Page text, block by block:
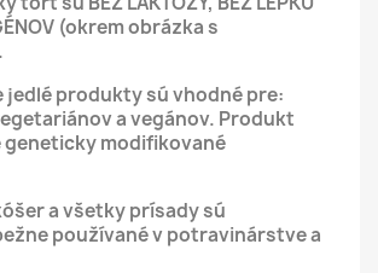
(okrem obrázka s
jedlé produkty sú vhodné pre:
a vegánov. Produkt
geneticky modifikované
a všetky prísady sú
používané v potravinárstve a